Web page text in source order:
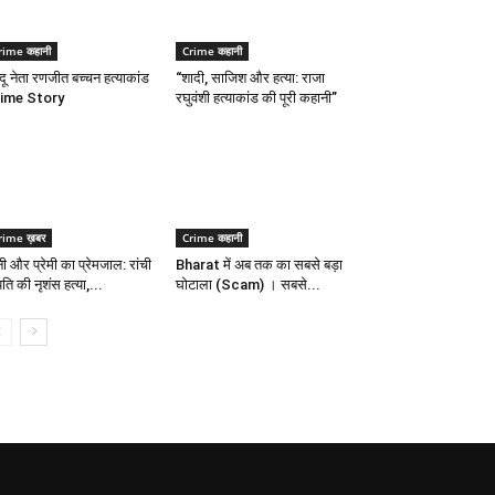
कहानी
नेता रणजीत बच्चन हत्याकांड
Story
Crime कहानी
“शादी, साजिश और हत्या: राजा
रघुवंशी हत्याकांड की पूरी कहानी”
ख़बर
और प्रेमी का प्रेमजाल: रांची
की नृशंस हत्या,...
Crime कहानी
Bharat में अब तक का सबसे बड़ा
घोटाला (Scam) । सबसे...